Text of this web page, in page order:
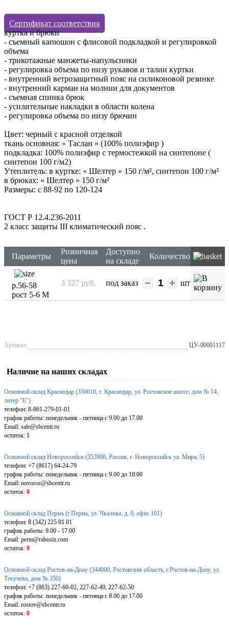
Сертификат соответствия
куртка и брюки
- съемный капюшон с флисовой подкладкой и регулировкой
объема
- трикотажные манжеты-напульсники
- регулировка объема по низу рукавов и талии куртки
- внутренний ветрозащитный пояс на силиконовой резинке
- внутренний карман на молнии для документов
- съемная спинка брюк
- усилительные накладки в области колена
- регулировка объема по низу брючин
Цвет: черный с красной отделкой
ткань основная: « Таслан » (100% полиэфир )
подкладка: 100% полиэфир с термостежкой на синтепоне (
синтепон 100 г/м2)
Утеплитель: в куртке: « Шелтер » 150 г/м², синтепон 100 г/м²
в брюках: « Шелтер » 150 г/м²
Размеры: с 88-92 по 120-124
ГОСТ Р 12.4.236-2011
2 класс защиты III климатический пояс .
Параметры
Розничная
цена
Доступно
на складе
Количество
р.56-58
рост 5-6 М
3 327 руб. под заказ шт
Артикул ЦУ-00001117
Наличие на наших складах
Основной склад Краснодар (350010, г. Краснодар, ул. Ростовское шоссе, дом № 14,
литер "Е")
телефон: 8-861-279-01-01
график работы: понедельник - пятница с 9.00 до 17.00
Email: sale@sbcentr.ru
остаток: 1
Основной склад Новороссийск (353900, Россия, г. Новороссийск ул. Мира, 5)
телефон: +7 (8617) 64-24-79
график работы: понедельник - пятница с 9.00 до 18:00
Email: novoros@sbcentr.ru
остаток: 0
Основной склад Пермь (г.Пермь, ул. Чкалова, д. 9, офис 101)
телефон: 8 (342) 225 01 01
график работы: 9:00 - 17:00
Email: perm@rabosiz.com
остаток: 0
Основной склад Ростов-на-Дону (344000, Ростовская область, г.Ростов-на-Дону, ул.
Текучева, дом № 350)
телефон: +7 (863) 227-60-02, 227-62-40, 227-62-50
график работы: понедельник - пятница с 8.00 до 17.00
Email: rostov@sbcentr.ru
остаток: 0